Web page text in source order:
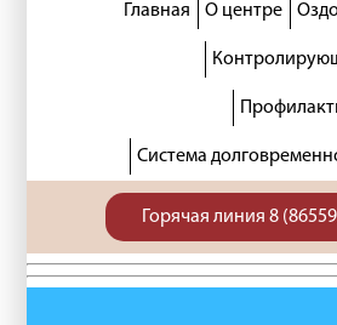
Главная О центре
Система
Горячая линия 8